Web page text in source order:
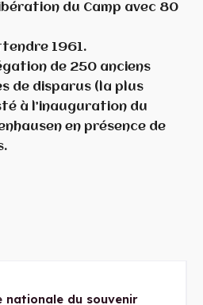
du Camp avec 80
1961.
de 250 anciens
de disparus (la plus
à l’inauguration du
en présence de
nationale du souvenir